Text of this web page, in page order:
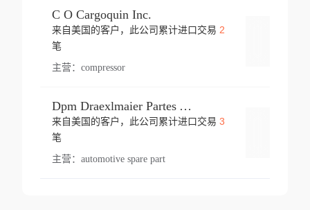
C O Cargoquin Inc.
来自美国的客户，此公司累计进口交易 2
笔
主营： compressor
Dpm Draexlmaier Partes Automotrices Corr Ind Huejotzingo
来自美国的客户，此公司累计进口交易 3
笔
主营： automotive spare part